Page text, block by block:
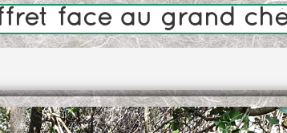
face au grand